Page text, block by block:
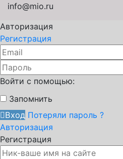
info@mio.ru
Авторизация
Регистрация
Войти с помощью:
Запомнить
Вход Потеряли пароль ?
Авторизация
Регистрация